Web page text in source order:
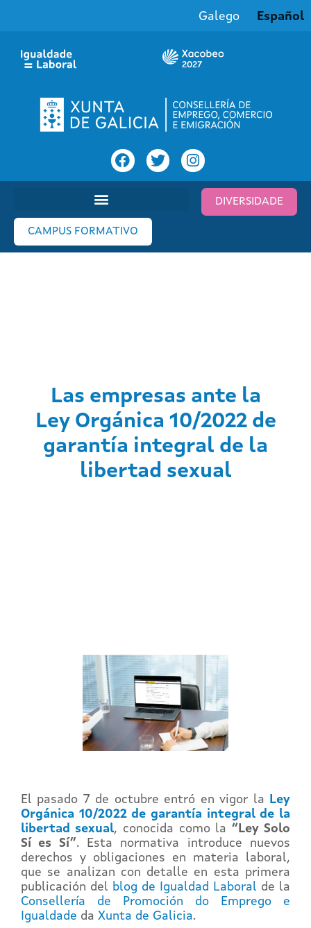
Galego Español
DIVERSIDADE
CAMPUS FORMATIVO
Las empresas ante la
Ley Orgánica 10/2022 de
garantía integral de la
libertad sexual
El pasado 7 de octubre entró en vigor la
Ley
Orgánica 10/2022 de garantía integral de la
libertad sexual, conocida como la“Ley Solo
Sí es Sí”. Esta normativa introduce nuevos
derechos y obligaciones en materia laboral,
que se analizan con detalle en esta primera
publicación del blog de Igualdad Laboral de la
Consellería de Promoción do Emprego e
Igualdade da Xunta de Galicia.